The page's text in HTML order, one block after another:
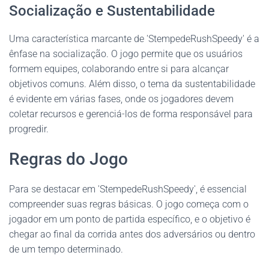
Socialização e Sustentabilidade
Uma característica marcante de 'StempedeRushSpeedy' é a
ênfase na socialização. O jogo permite que os usuários
formem equipes, colaborando entre si para alcançar
objetivos comuns. Além disso, o tema da sustentabilidade
é evidente em várias fases, onde os jogadores devem
coletar recursos e gerenciá-los de forma responsável para
progredir.
Regras do Jogo
Para se destacar em 'StempedeRushSpeedy', é essencial
compreender suas regras básicas. O jogo começa com o
jogador em um ponto de partida específico, e o objetivo é
chegar ao final da corrida antes dos adversários ou dentro
de um tempo determinado.